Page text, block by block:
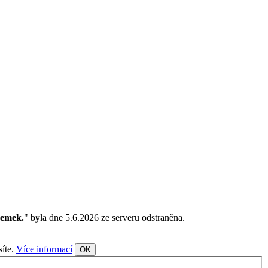
" byla dne 5.6.2026 ze serveru odstraněna.
Více informací OK